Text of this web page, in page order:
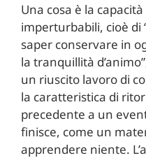
Una cosa è la
imperturbabili, cioè di
saper conservare in
la tranquillità
un riuscito lavoro di
la caratteristica di
precedente a un
finisce, come un
apprendere niente.